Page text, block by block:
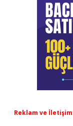
Reklam ve